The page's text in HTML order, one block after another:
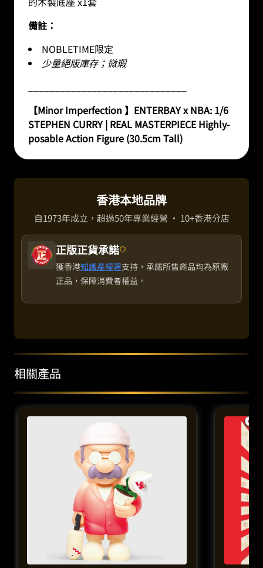
備註：
NOBLETIME限定
少量絕版庫存；微瑕
【Minor Imperfection 】 ENTERBAY x NBA: 1/6
STEPHEN CURRY | REAL MASTERPIECE Highly-
posable Action Figure (30.5cm Tall)
香港本地品牌
自1973年成立，超過50年專業經營 · 10+香港分店
正版正貨承諾
獲香港知識產權署支持，承諾所售商品均為原廠
正品，保障消費者權益。
相關產品